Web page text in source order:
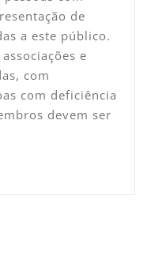
de
a este público.
e
com
com deficiência
devem ser